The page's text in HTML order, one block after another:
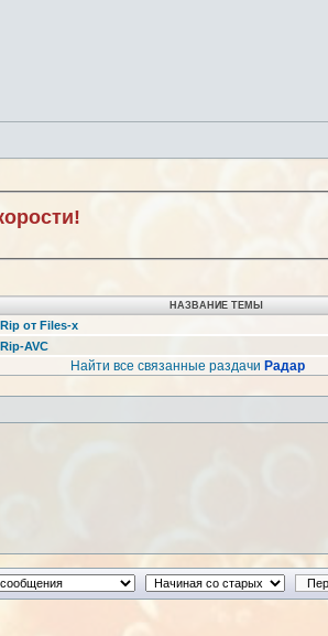
НАЗВАНИЕ ТЕМЫ
от Files-x
AVC
Найти все связанные раздачи Радар